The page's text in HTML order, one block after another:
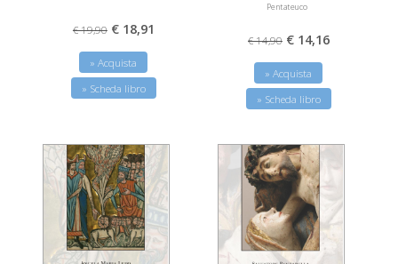
€ 19,90 € 18,91
» Acquista
» Scheda libro
Pentateuco
€ 14,90 € 14,16
» Acquista
» Scheda libro